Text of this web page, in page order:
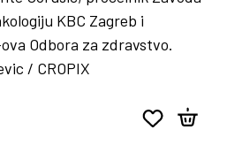
KBC Zagreb i
Odbora za zdravstvo.
/ CROPIX